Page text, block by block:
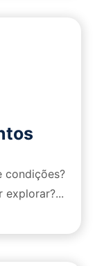
condições?
explorar?...